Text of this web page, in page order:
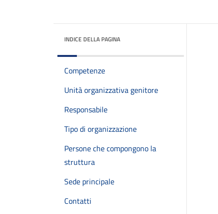
INDICE DELLA PAGINA
Competenze
Unità organizzativa genitore
Responsabile
Tipo di organizzazione
Persone che compongono la
struttura
Sede principale
Contatti